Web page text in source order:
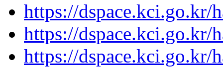
https://dspace.kci.go.kr/
https://dspace.kci.go.kr/
https://dspace.kci.go.kr/